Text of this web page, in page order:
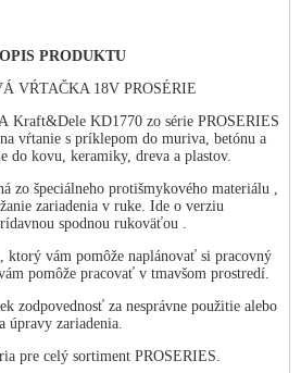
PRODUKTU
VŔTAČKA 18V PROSÉRIE
Kraft&Dele KD1770 zo série PROSERIES
vŕtanie s príklepom do muriva, betónu a
do kovu, keramiky, dreva a plastov.
zo špeciálneho protišmykového materiálu ,
zariadenia v ruke. Ide o verziu
spodnou rukoväťou .
ktorý vám pomôže naplánovať si pracovný
pomôže pracovať v tmavšom prostredí.
zodpovednosť za nesprávne použitie alebo
úpravy zariadenia.
pre celý sortiment PROSERIES.